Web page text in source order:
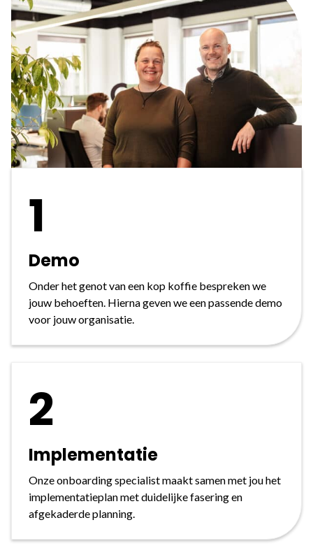
1
Demo
Onder het genot van een kop koffie bespreken we
jouw behoeften. Hierna geven we een passende demo
voor jouw organisatie.
2
Implementatie
Onze onboarding specialist maakt samen met jou het
implementatieplan met duidelijke fasering en
afgekaderde planning.